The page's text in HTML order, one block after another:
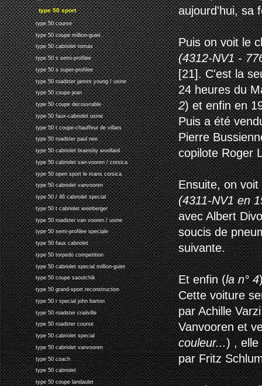
type 50 sport
type 50 course
type 50 coupe million-guiet
type 50 cabriolet tomas
type 50 s semi-profilee
type 50 s super-profilee
type 50 roadster james young / usine
type 50 coupe jean
type 50 coupe decouvrable
type 50 faux-cabriolet usine
type 50 t coupe-chauffeur de villars
type 50 roadster paul nee
type 50 cabriolet brainsby woollard
type 50 cabriolet van-vooren / corsica
type 50 open sport le mans corsica
type 50 cabriolet vanvooren
type 50 / 46 cabriolet special
type 50 t cabriolet weinberger
type 50 roadster van vooren / usine
type 50 semi-profilee speciale
type 50 faux cabriolet
type 50 torpedo competition
type 50 cabriolet special million-guiet
type 50 coupe saoutchik
type 50 grand-sport reconstruction
type 50 r special john barton
type 50 roadster crailville
type 50 roadster course
type 50 cabriolet special
type 50 cabriolet vanvooren
type 50 coach
type 50 cabriolet
type 50 coupe landaulet
aujourd'hui, sa
Puis on voit le
(4312-NV1 -
[21]. C'est la
24 heures du
2) et enfin en
Puis a été
Pierre
copilote Roger
Ensuite, on
(4311-NV1 en
avec Albert
soucis de
suivante.
Et enfin (la n° 4
Cette voiture
par Achille
Vanvooren et
couleur...) , elle
par Fritz